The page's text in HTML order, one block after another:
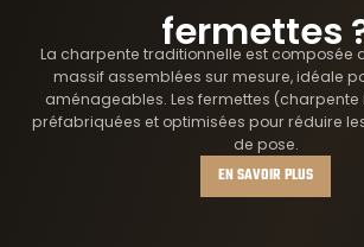
fermettes
La charpente traditionnelle est composée
massif assemblées sur mesure, idéale
aménageables. Les fermettes (charpente
préfabriquées et optimisées pour réduire
de pose.
EN SAVOIR PLUS